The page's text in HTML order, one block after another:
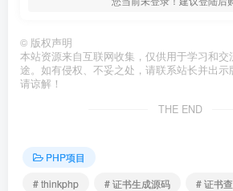
© 版权声明
本站资源来自互联网收集，仅供用于学习和交
途。如有侵权、不妥之处，请联系站长并出
请谅解！
THE END
PHP项目
# thinkphp
# 证书生成源码 # 证书